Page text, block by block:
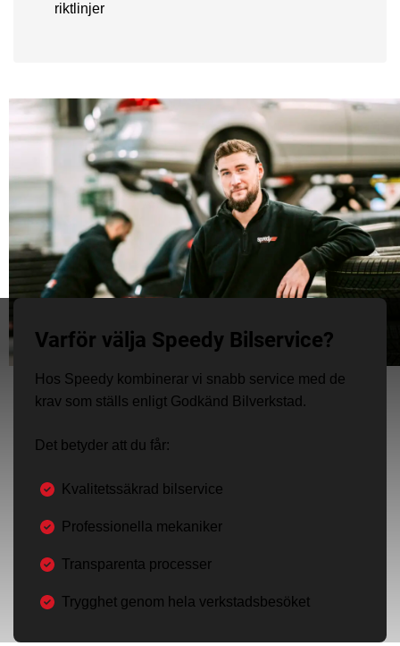
riktlinjer
Varför välja Speedy Bilservice?
Hos Speedy kombinerar vi snabb service med de
krav som ställs enligt Godkänd Bilverkstad.
Det betyder att du får:
Kvalitetssäkrad bilservice
Professionella mekaniker
Transparenta processer
Trygghet genom hela verkstadsbesöket